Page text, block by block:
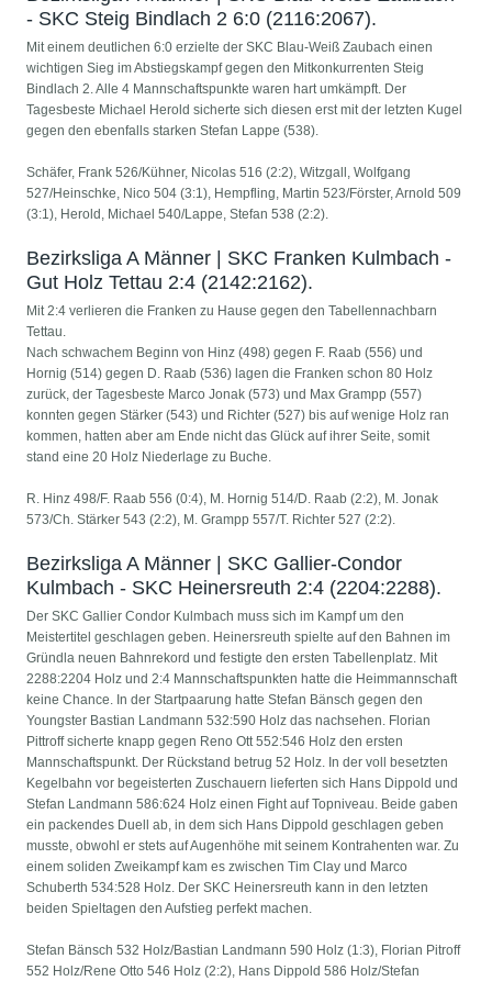
- SKC Steig Bindlach 2 6:0 (2116:2067).
Mit einem deutlichen 6:0 erzielte der SKC Blau-Weiß Zaubach einen
wichtigen Sieg im Abstiegskampf gegen den Mitkonkurrenten Steig
Bindlach 2. Alle 4 Mannschaftspunkte waren hart umkämpft. Der
Tagesbeste Michael Herold sicherte sich diesen erst mit der letzten Kugel
gegen den ebenfalls starken Stefan Lappe (538).
Schäfer, Frank 526/Kühner, Nicolas 516 (2:2), Witzgall, Wolfgang
527/Heinschke, Nico 504 (3:1), Hempfling, Martin 523/Förster, Arnold 509
(3:1), Herold, Michael 540/Lappe, Stefan 538 (2:2).
Bezirksliga A Männer | SKC Franken Kulmbach -
Gut Holz Tettau 2:4 (2142:2162).
Mit 2:4 verlieren die Franken zu Hause gegen den Tabellennachbarn
Tettau.
Nach schwachem Beginn von Hinz (498) gegen F. Raab (556) und
Hornig (514) gegen D. Raab (536) lagen die Franken schon 80 Holz
zurück, der Tagesbeste Marco Jonak (573) und Max Grampp (557)
konnten gegen Stärker (543) und Richter (527) bis auf wenige Holz ran
kommen, hatten aber am Ende nicht das Glück auf ihrer Seite, somit
stand eine 20 Holz Niederlage zu Buche.
R. Hinz 498/F. Raab 556 (0:4), M. Hornig 514/D. Raab (2:2), M. Jonak
573/Ch. Stärker 543 (2:2), M. Grampp 557/T. Richter 527 (2:2).
Bezirksliga A Männer | SKC Gallier-Condor
Kulmbach - SKC Heinersreuth 2:4 (2204:2288).
Der SKC Gallier Condor Kulmbach muss sich im Kampf um den
Meistertitel geschlagen geben. Heinersreuth spielte auf den Bahnen im
Gründla neuen Bahnrekord und festigte den ersten Tabellenplatz. Mit
2288:2204 Holz und 2:4 Mannschaftspunkten hatte die Heimmannschaft
keine Chance. In der Startpaarung hatte Stefan Bänsch gegen den
Youngster Bastian Landmann 532:590 Holz das nachsehen. Florian
Pittroff sicherte knapp gegen Reno Ott 552:546 Holz den ersten
Mannschaftspunkt. Der Rückstand betrug 52 Holz. In der voll besetzten
Kegelbahn vor begeisterten Zuschauern lieferten sich Hans Dippold und
Stefan Landmann 586:624 Holz einen Fight auf Topniveau. Beide gaben
ein packendes Duell ab, in dem sich Hans Dippold geschlagen geben
musste, obwohl er stets auf Augenhöhe mit seinem Kontrahenten war. Zu
einem soliden Zweikampf kam es zwischen Tim Clay und Marco
Schuberth 534:528 Holz. Der SKC Heinersreuth kann in den letzten
beiden Spieltagen den Aufstieg perfekt machen.
Stefan Bänsch 532 Holz/Bastian Landmann 590 Holz (1:3), Florian Pitroff
552 Holz/Rene Otto 546 Holz (2:2), Hans Dippold 586 Holz/Stefan